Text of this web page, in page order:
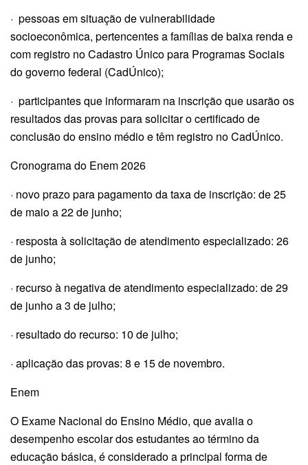
· pessoas em situação de vulnerabilidade
socioeconômica, pertencentes a famílias de baixa renda e
com registro no Cadastro Único para Programas Sociais
do governo federal (CadÚnico);
· participantes que informaram na inscrição que usarão os
resultados das provas para solicitar o certificado de
conclusão do ensino médio e têm registro no CadÚnico.
Cronograma do Enem 2026
· novo prazo para pagamento da taxa de inscrição: de 25
de maio a 22 de junho;
· resposta à solicitação de atendimento especializado: 26
de junho;
· recurso à negativa de atendimento especializado: de 29
de junho a 3 de julho;
· resultado do recurso: 10 de julho;
· aplicação das provas: 8 e 15 de novembro.
Enem
O Exame Nacional do Ensino Médio, que avalia o
desempenho escolar dos estudantes ao término da
educação básica, é considerado a principal forma de